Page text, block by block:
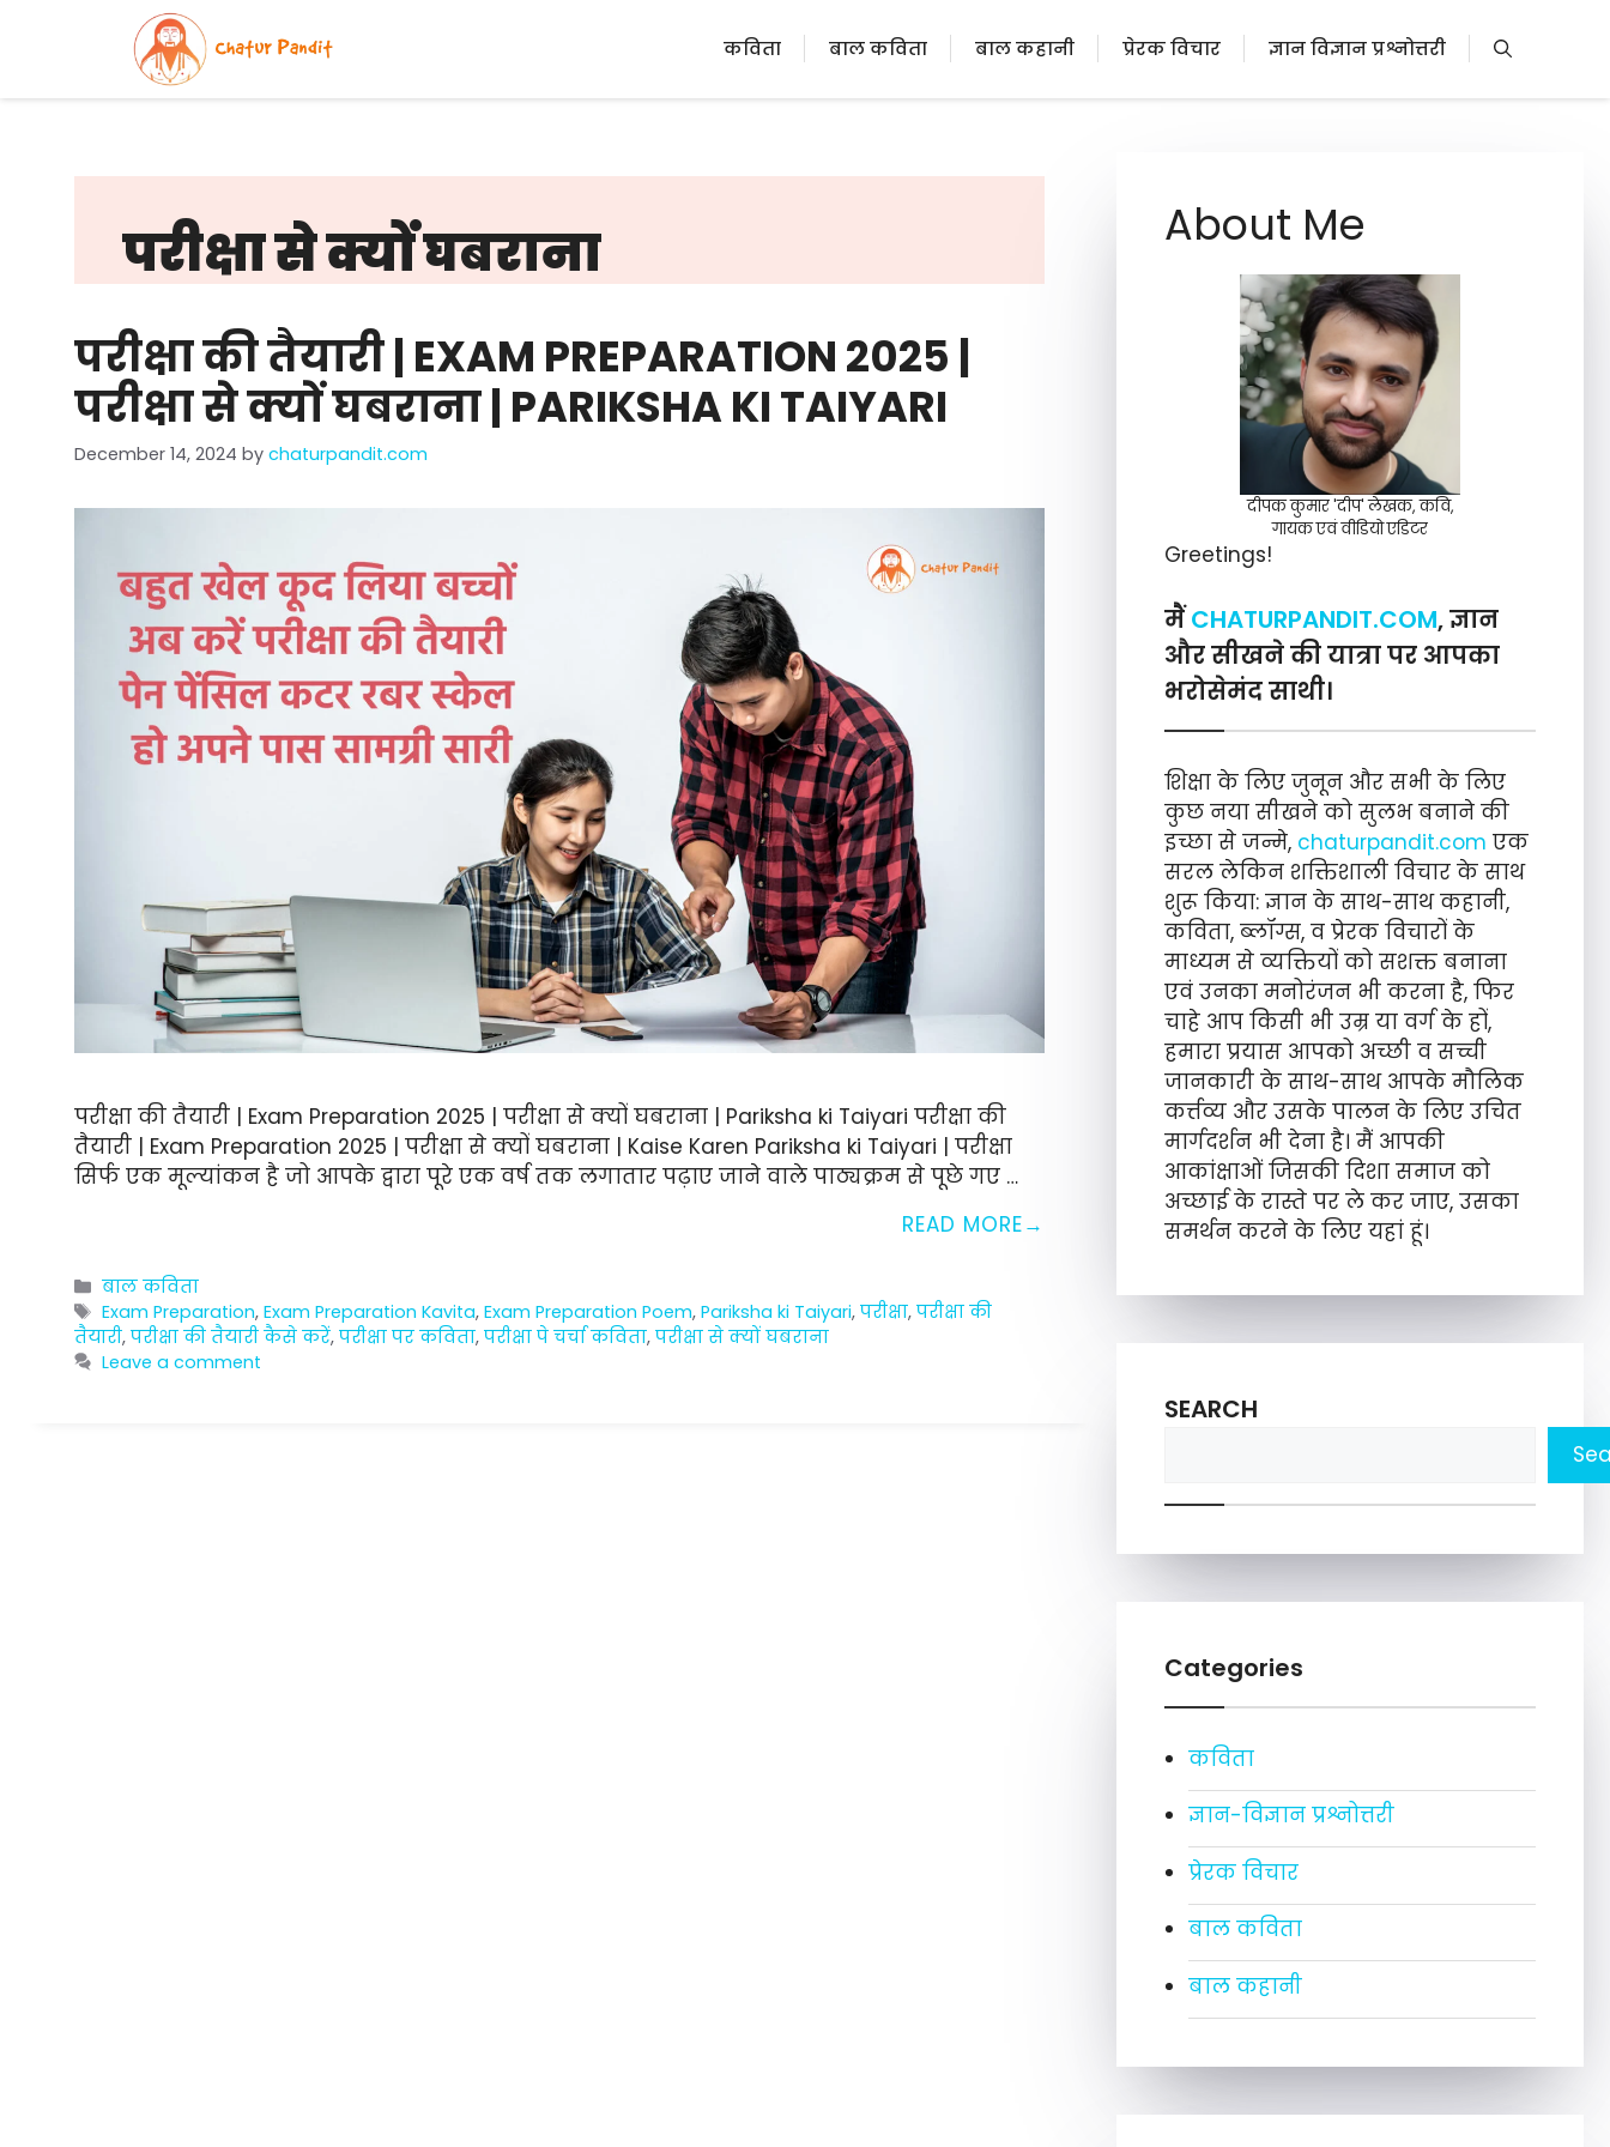
कविता बाल कविता बाल कहानी प्रेरक विचार ज्ञान विज्ञान प्रश्नोत्तरी
परीक्षा से क्यों घबराना
परीक्षा की तैयारी | EXAM PREPARATION 2025 |
परीक्षा से क्यों घबराना | PARIKSHA KI TAIYARI
December 14, 2024 by chaturpandit.com
परीक्षा की तैयारी | Exam Preparation 2025 | परीक्षा से क्यों घबराना | Pariksha ki Taiyari परीक्षा की
तैयारी | Exam Preparation 2025 | परीक्षा से क्यों घबराना | Kaise Karen Pariksha ki Taiyari | परीक्षा
सिर्फ एक मूल्यांकन है जो आपके द्वारा पूरे एक वर्ष तक लगातार पढ़ाए जाने वाले पाठ्यक्रम से पूछे गए …
READ MORE
Categories
बाल कविता
Tags
Exam Preparation,Exam Preparation Kavita,Exam Preparation Poem,Pariksha ki Taiyari,परीक्षा,परीक्षा की
तैयारी, परीक्षा की तैयारी कैसे करें, परीक्षा पर कविता, परीक्षा पे चर्चा कविता, परीक्षा से क्यों घबराना
Leave a comment
About Me
दीपक कुमार 'दीप' लेखक, कवि,
गायक एवं वीडियो एडिटर
Greetings!
मैं CHATURPANDIT.COM, ज्ञान
और सीखने की यात्रा पर आपका
भरोसेमंद साथी।
शिक्षा के लिए जुनून और सभी के लिए
कुछ नया सीखने को सुलभ बनाने की
इच्छा से जन्मे, chaturpandit.com एक
सरल लेकिन शक्तिशाली विचार के साथ
शुरू किया: ज्ञान के साथ-साथ कहानी,
कविता, ब्लॉग्स, व प्रेरक विचारों के
माध्यम से व्यक्तियों को सशक्त बनाना
एवं उनका मनोरंजन भी करना है, फिर
चाहे आप किसी भी उम्र या वर्ग के हों,
हमारा प्रयास आपको अच्छी व सच्ची
जानकारी के साथ-साथ आपके मौलिक
कर्त्तव्य और उसके पालन के लिए उचित
मार्गदर्शन भी देना है। मैं आपकी
आकांक्षाओं जिसकी दिशा समाज को
अच्छाई के रास्ते पर ले कर जाए, उसका
समर्थन करने के लिए यहां हूं।
SEARCH
Categories
कविता
ज्ञान-विज्ञान प्रश्नोत्तरी
प्रेरक विचार
बाल कविता
बाल कहानी